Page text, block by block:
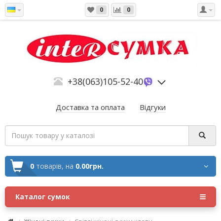
0 0
+38(063)105-52-40
Доставка та оплата Відгуки
0 товарів, на 0.00грн.
Каталог сумок